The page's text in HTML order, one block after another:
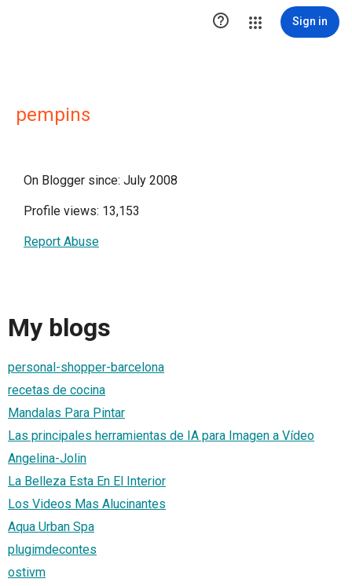
 Sign in
pempins
On Blogger since: July 2008
Profile views: 13,153
Report Abuse
My blogs
personal-shopper-barcelona
recetas de cocina
Mandalas Para Pintar
Las principales herramientas de IA para Imagen a Vídeo
Angelina-Jolin
La Belleza Esta En El Interior
Los Videos Mas Alucinantes
Aqua Urban Spa
plugimdecontes
ostivm